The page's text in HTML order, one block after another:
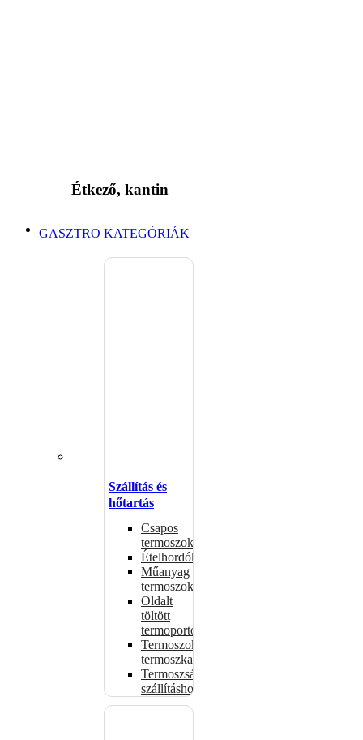
Étkező, kantin
GASZTRO KATEGÓRIÁK
Szállítás és
hőtartás
Csapos
termoszok
Ételhordók
Műanyag
termoszok
Oldalt
töltött
termoportok
Termoszok,
termoszkannák
Termoszsákok
szállításhoz